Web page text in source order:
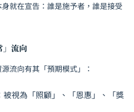
就在宣告：誰是施予者，誰是接受
」流向
流向有其「預期模式」：
被視為「照顧」、「恩惠」、「獎